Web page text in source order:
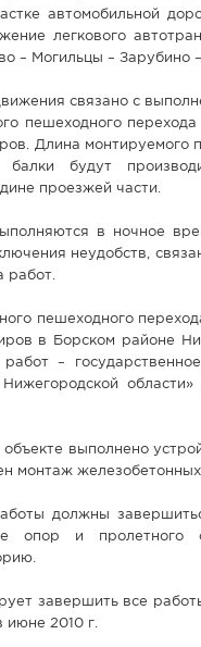
автомобильной
легкового
– Могильцы – Зарубино
связано с
пешеходного
Длина монтируемого
будут
проезжей части.
в ночное
неудобств,
работ.
пешеходного
в Борском районе
–
Нижегородской
выполнено
монтаж
должны
опор и пролетного
завершить все
2010 г.